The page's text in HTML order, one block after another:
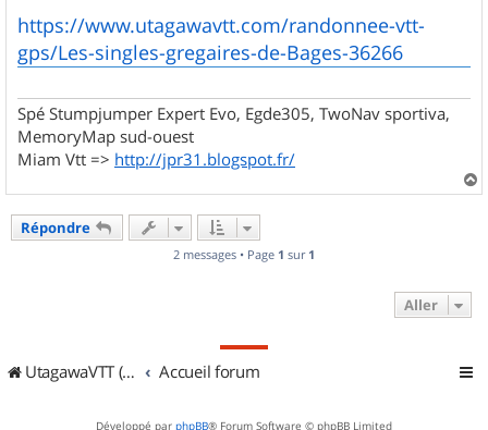
s
s
a
g
https://www.utagawavtt.com/randonnee-vtt-
gps/Les-singles-gregaires-de-Bages-36266
Spé Stumpjumper Expert Evo, Egde305, TwoNav sportiva,
MemoryMap sud-ouest
Miam Vtt => http://jpr31.blogspot.fr/
a
Répondre
2 messages • Page 1 sur 1
Aller
UtagawaVTT (Randos VTT et VTTAE avec traces GPS) Accueil forum
Développé par phpBB® Forum Software © phpBB Limited